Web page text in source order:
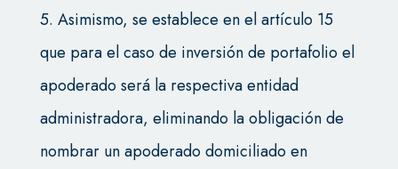
5. Asimismo, se establece en el artículo 15
que para el caso de inversión de portafolio el
apoderado será la respectiva entidad
administradora, eliminando la obligación de
nombrar un apoderado domiciliado en